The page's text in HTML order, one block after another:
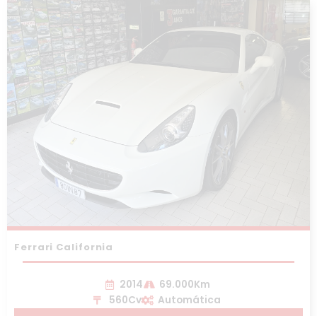
Ferrari California
2014
69.000Km
560Cv
Automática